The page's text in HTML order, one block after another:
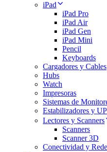
iPad
iPad Pro
iPad Air
iPad Gen
iPad Mini
Pencil
Keyboards
Cargadores y Cables
Hubs
Watch
Impresoras
Sistemas de
Estabilizadores y
Lectores y Scanners
Scanners
Scanner 3D
Conectividad y